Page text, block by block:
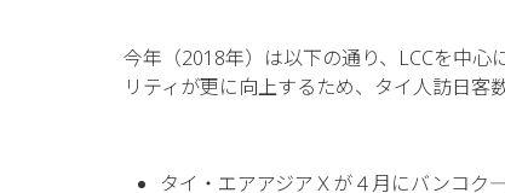
今年（2018年）は以下の通り、LCCを中
リティが更に向上するため、タイ人訪日客
タイ・エアアジアＸが４月にバンコ